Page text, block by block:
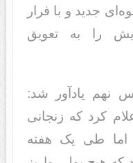
جدید و با فرار
را به تعویق
نهم یادآور شد:
کرد که زنجانی
اما طی یک هفته